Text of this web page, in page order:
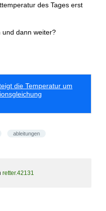
des Tages erst
und dann weiter?
die Temperatur um
ableitungen
retter.42131